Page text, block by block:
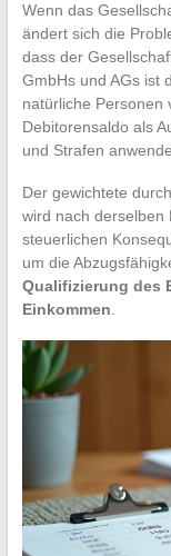
Wenn das
ändert sich die
dass der
GmbHs und AGs ist
natürliche Personen
Debitorensaldo als
und Strafen
Der gewichtete
wird nach derselben
steuerlichen
um die
Qualifizierung des
Einkommen.